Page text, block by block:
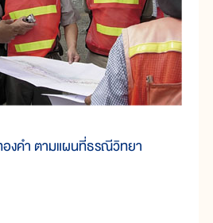
องคำ ตามแผนที่ธรณีวิทยา